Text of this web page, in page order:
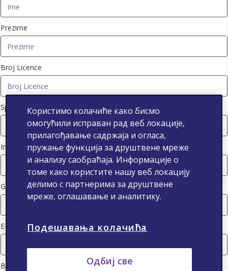
Prezime
Broj Licence
Specijalizacija
Ime ustanove
Grad
E-mejl adresa
Broj mobilnog telefona
Користимо колачиће како бисмо
омогућили исправан рад веб локације,
прилагођавање садржаја и огласа,
пружање функција за друштвене мреже
и анализу саобраћаја. Информације о
томе како користите нашу веб локацију
делимо с партнерима за друштвене
мреже, оглашавање и аналитику.
Подешавања колачића
Одбиј све